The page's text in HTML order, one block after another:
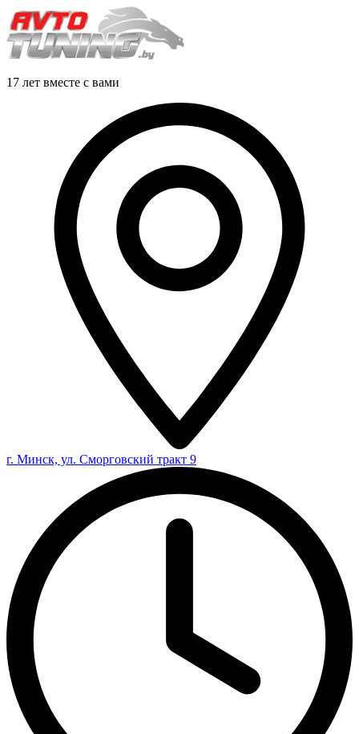
17 лет вместе с вами
г. Минск, ул. Сморговский тракт 9